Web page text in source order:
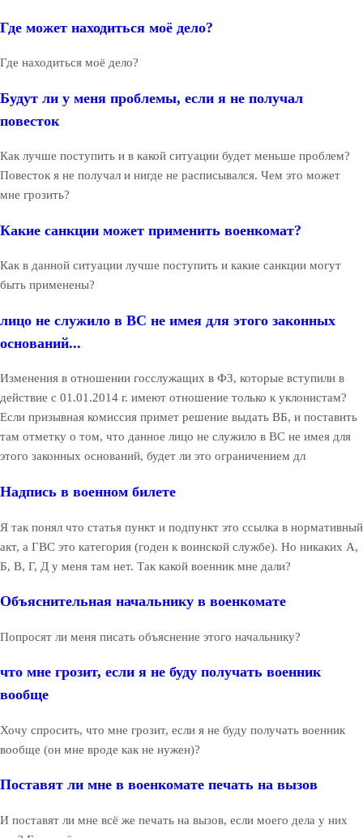
Где может находиться моё дело?
Где находиться моё дело?
Будут ли у меня проблемы, если я не получал
повесток
Как лучше поступить и в какой ситуации будет меньше проблем?
Повесток я не получал и нигде не расписывался. Чем это может
мне грозить?
Какие санкции может применить военкомат?
Как в данной ситуации лучше поступить и какие санкции могут
быть применены?
лицо не служило в ВС не имея для этого законных
оснований...
Изменения в отношении госслужащих в ФЗ, которые вступили в
действие с 01.01.2014 г. имеют отношение только к уклонистам?
Если призывная комиссия примет решение выдать ВБ, и поставить
там отметку о том, что данное лицо не служило в ВС не имея для
этого законных оснований, будет ли это ограничением дл
Надпись в военном билете
Я так понял что статья пункт и подпункт это ссылка в нормативный
акт, а ГВС это категория (годен к воинской службе). Но никаких А,
Б, В, Г, Д у меня там нет. Так какой военник мне дали?
Объяснительная начальнику в военкомате
Попросят ли меня писать объяснение этого начальнику?
что мне грозит, если я не буду получать военник
вообще
Хочу спросить, что мне грозит, если я не буду получать военник
вообще (он мне вроде как не нужен)?
Поставят ли мне в военкомате печать на вызов
И поставят ли мне всё же печать на вызов, если моего дела у них